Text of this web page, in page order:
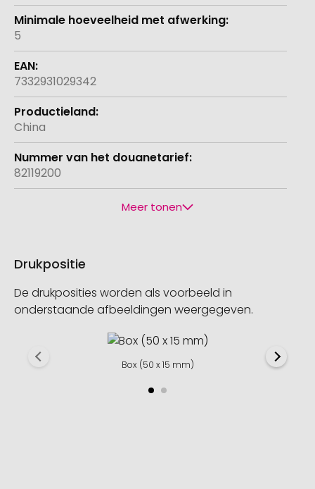
5
7332931029342
China
82119200
Meer tonen
Drukpositie
De drukposities worden als voorbeeld in
onderstaande afbeeldingen weergegeven.
Box (50 x 15 mm)